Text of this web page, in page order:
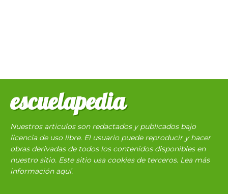
escuelapedia
Nuestros articulos son redactados y publicados bajo
licencia de uso libre. El usuario puede reproducir y hacer
obras derivadas de todos los contenidos disponibles en
nuestro sitio. Este sitio usa cookies de terceros. Lea más
información aquí.